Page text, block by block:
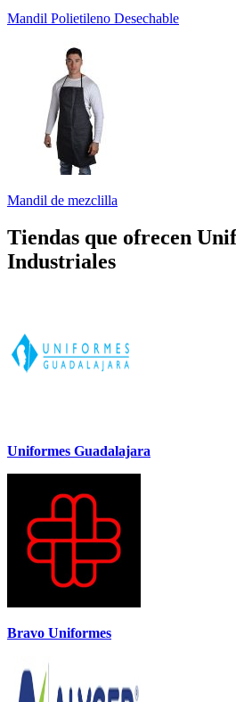
Mandil Polietileno Desechable
Mandil de mezclilla
Tiendas que ofrecen
Industriales
Uniformes Guadalajara
Bravo Uniformes